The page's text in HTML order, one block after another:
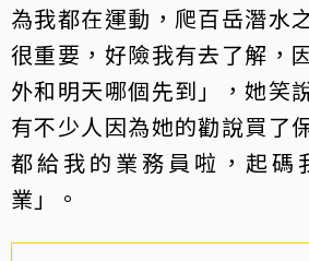
為我都在運動，爬百岳潛水
很重要，好險我有去了解，
外和明天哪個先到」，她笑
有不少人因為她的勸說買了
都給我的業務員啦，起碼
業」。